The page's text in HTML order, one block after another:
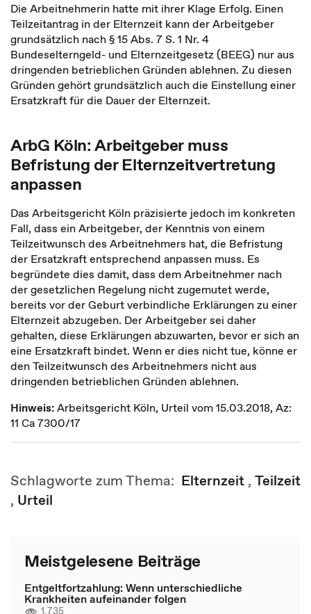
Die Arbeitnehmerin hatte mit ihrer Klage Erfolg. Einen
Teilzeitantrag in der Elternzeit kann der Arbeitgeber
grundsätzlich nach § 15 Abs. 7 S. 1 Nr. 4
Bundeselterngeld- und Elternzeitgesetz (BEEG) nur aus
dringenden betrieblichen Gründen ablehnen. Zu diesen
Gründen gehört grundsätzlich auch die Einstellung einer
Ersatzkraft für die Dauer der Elternzeit.
ArbG Köln: Arbeitgeber muss
Befristung der Elternzeitvertretung
anpassen
Das Arbeitsgericht Köln präzisierte jedoch im konkreten
Fall, dass ein Arbeitgeber, der Kenntnis von einem
Teilzeitwunsch des Arbeitnehmers hat, die Befristung
der Ersatzkraft entsprechend anpassen muss. Es
begründete dies damit, dass dem Arbeitnehmer nach
der gesetzlichen Regelung nicht zugemutet werde,
bereits vor der Geburt verbindliche Erklärungen zu einer
Elternzeit abzugeben. Der Arbeitgeber sei daher
gehalten, diese Erklärungen abzuwarten, bevor er sich an
eine Ersatzkraft bindet. Wenn er dies nicht tue, könne er
den Teilzeitwunsch des Arbeitnehmers nicht aus
dringenden betrieblichen Gründen ablehnen.
Hinweis:Arbeitsgericht Köln, Urteil vom 15.03.2018, Az:
11 Ca 7300/17
Schlagworte zum Thema: Elternzeit , Teilzeit
, Urteil
Meistgelesene Beiträge
Entgeltfortzahlung: Wenn unterschiedliche
Krankheiten aufeinander folgen
1.735